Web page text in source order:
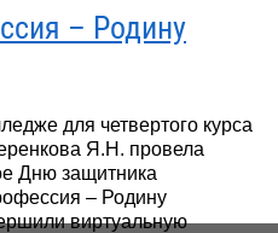
– Родину
для четвертого курса
Я.Н. провела
Дню защитника
– Родину
виртуальную